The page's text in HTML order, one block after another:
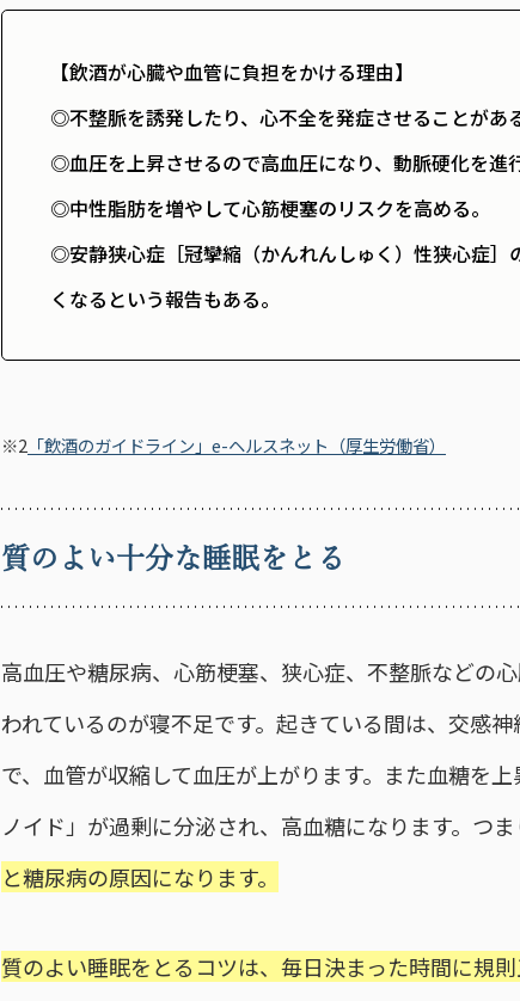
【飲酒が心臓や血管に負担をかける理由】
◎不整脈を誘発したり、心不全を発症させることがあ
◎血圧を上昇させるので高血圧になり、動脈硬化を進
◎中性脂肪を増やして心筋梗塞のリスクを高める。
◎安静狭心症［冠攣縮（かんれんしゅく）性狭心症］
くなるという報告もある。
※2 「飲酒のガイドライン」e-ヘルスネット（厚生労働省）
質のよい十分な睡眠をとる
高血圧や糖尿病、心筋梗塞、狭心症、不整脈などの
われているのが寝不足です。起きている間は、交感
で、血管が収縮して血圧が上がります。また血糖を
ノイド」が過剰に分泌され、高血糖になります。つま
と糖尿病の原因になります。
質のよい睡眠をとるコツは、毎日決まった時間に規則